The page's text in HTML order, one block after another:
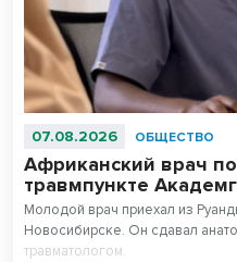
07.08.2026 ОБЩЕСТВО
Африканский врач
травмпункте
Молодой врач приехал из
Новосибирске. Он сдавал
травматологом.